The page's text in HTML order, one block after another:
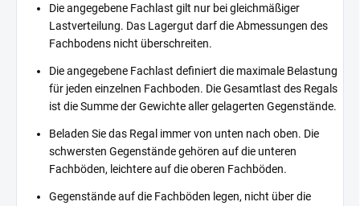
Die angegebene Fachlast gilt nur bei gleichmäßiger
Lastverteilung. Das Lagergut darf die Abmessungen des
Fachbodens nicht überschreiten.
Die angegebene Fachlast definiert die maximale Belastung
für jeden einzelnen Fachboden. Die Gesamtlast des Regals
ist die Summe der Gewichte aller gelagerten Gegenstände.
Beladen Sie das Regal immer von unten nach oben. Die
schwersten Gegenstände gehören auf die unteren
Fachböden, leichtere auf die oberen Fachböden.
Gegenstände auf die Fachböden legen, nicht über die